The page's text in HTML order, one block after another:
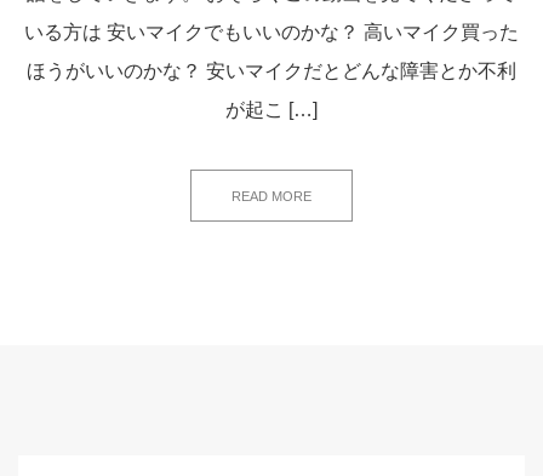
いる方は 安いマイクでもいいのかな？ 高いマイク買った
ほうがいいのかな？ 安いマイクだとどんな障害とか不利
が起こ […]
READ MORE